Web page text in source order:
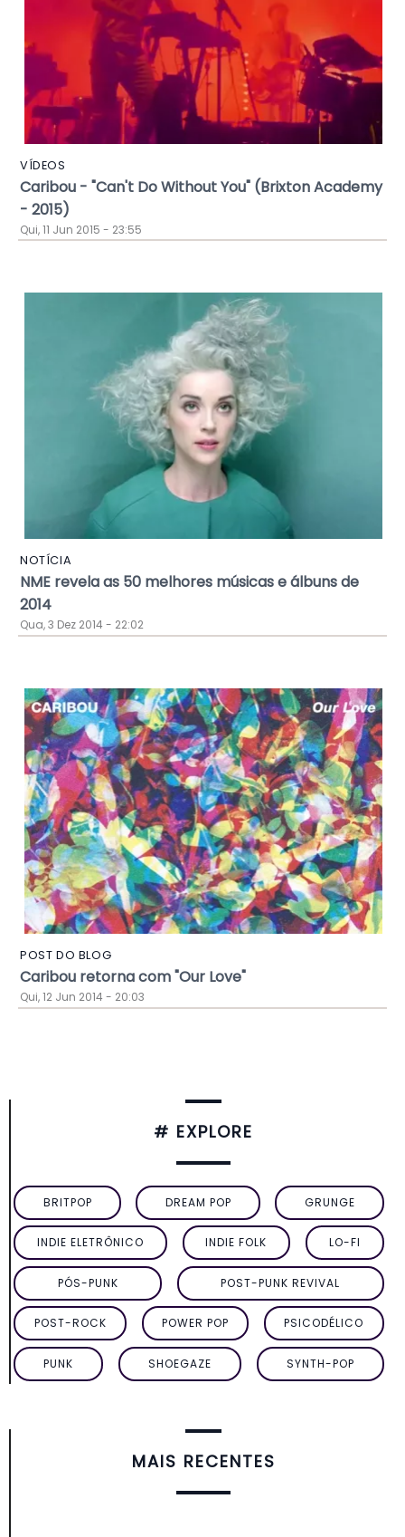
VÍDEOS
Caribou - "Can't Do Without You" (Brixton Academy
- 2015)
Qui, 11 Jun 2015 - 23:55
NOTÍCIA
NME revela as 50 melhores músicas e álbuns de
2014
Qua, 3 Dez 2014 - 22:02
POST DO BLOG
Caribou retorna com "Our Love"
Qui, 12 Jun 2014 - 20:03
# EXPLORE
BRITPOP DREAM POP GRUNGE
INDIE ELETRÔNICO INDIE FOLK LO-FI
PÓS-PUNK POST-PUNK REVIVAL
POST-ROCK POWER POP PSICODÉLICO
PUNK SHOEGAZE SYNTH-POP
MAIS RECENTES